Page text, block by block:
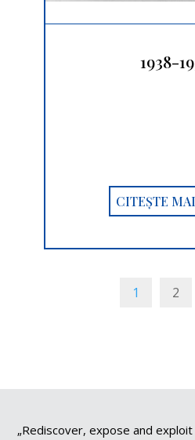
1938-
CITEȘTE
1 2
„Rediscover, expose and